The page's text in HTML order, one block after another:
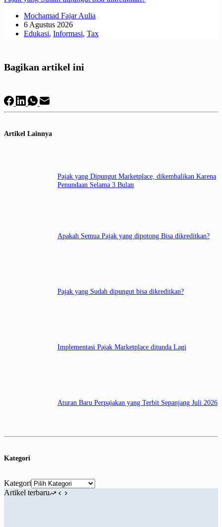
Mochamad Fajar Aulia
6 Agustus 2026
Edukasi, Informasi, Tax
Bagikan artikel ini
Artikel Lainnya
Pajak yang Dipungut Marketplace, dikembalikan Karena
Penundaan Selama 3 Bulan
Apakah Semua Pajak yang dipotong Bisa dikreditkan?
Pajak yang Sudah dipungut bisa dikreditkan?
Implementasi Pajak Marketplace ditunda Lagi
Aturan Baru Perpajakan yang Terbit Sepanjang Juli 2026
Kategori
Kategori
Artikel terbaru